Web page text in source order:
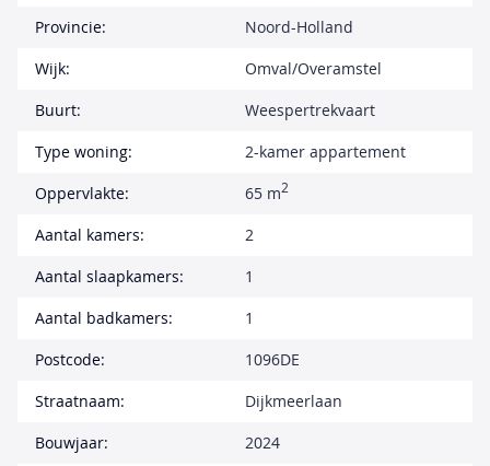
Provincie:
Noord-Holland
Wijk:
Omval/Overamstel
Buurt:
Weespertrekvaart
Type woning:
2-kamer appartement
Oppervlakte:
65 m2
Aantal kamers:
2
Aantal slaapkamers:
1
Aantal badkamers:
1
Postcode:
1096DE
Straatnaam:
Dijkmeerlaan
Bouwjaar:
2024